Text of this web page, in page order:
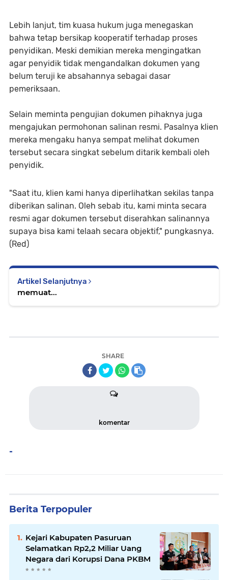
Lebih lanjut, tim kuasa hukum juga menegaskan
bahwa tetap bersikap kooperatif terhadap proses
penyidikan. Meski demikian mereka mengingatkan
agar penyidik tidak mengandalkan dokumen yang
belum teruji ke absahannya sebagai dasar
pemeriksaan.
Selain meminta pengujian dokumen pihaknya juga
mengajukan permohonan salinan resmi. Pasalnya klien
mereka mengaku hanya sempat melihat dokumen
tersebut secara singkat sebelum ditarik kembali oleh
penyidik.
"Saat itu, klien kami hanya diperlihatkan sekilas tanpa
diberikan salinan. Oleh sebab itu, kami minta secara
resmi agar dokumen tersebut diserahkan salinannya
supaya bisa kami telaah secara objektif," pungkasnya.
(Red)
Artikel Selanjutnya
memuat...
SHARE
komentar
-
Berita Terpopuler
Kejari Kabupaten Pasuruan
Selamatkan Rp2,2 Miliar Uang
Negara dari Korupsi Dana PKBM